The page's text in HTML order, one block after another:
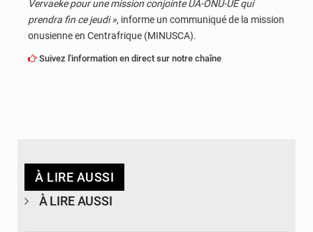
Vervaeke pour une mission conjointe UA-ONU-UE qui
prendra fin ce jeudi », informe un communiqué de la mission
onusienne en Centrafrique (MINUSCA).
Suivez l'information en direct sur notre chaîne
À LIRE AUSSI
À LIRE AUSSI